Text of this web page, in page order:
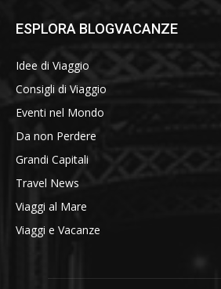
ESPLORA BLOGVACANZE
Idee di Viaggio
Consigli di Viaggio
Eventi nel Mondo
Da non Perdere
Grandi Capitali
Travel News
Viaggi al Mare
Viaggi e Vacanze